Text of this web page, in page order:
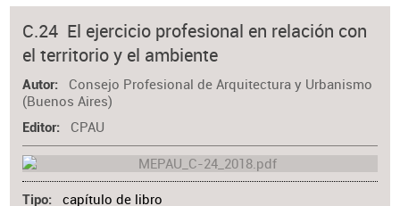
C.24 El ejercicio profesional en relación con
el territorio y el ambiente
Autor
Consejo Profesional de Arquitectura y Urbanismo
(Buenos Aires)
Editor CPAU
Tipo capítulo de libro